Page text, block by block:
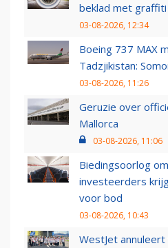
beklad met graffiti
03-08-2026, 12:34
Boeing 737 MAX
Tadzjikistan:
03-08-2026, 11:26
Geruzie over
Mallorca
03-08-2026, 11:06
Biedingsoorlog
investeerders
voor bod
03-08-2026, 10:43
WestJet